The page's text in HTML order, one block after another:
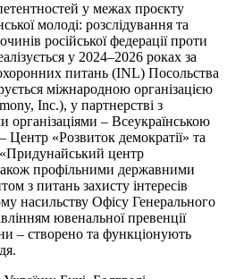
у межах проєкту
молоді: розслідування та
російської федерації проти
у 2024–2026 роках за
питань (INL) Посольства
міжнародною організацією
Inc.), у партнерстві з
організаціями – Всеукраїнською
Центр «Розвиток демократії» та
центр
профільними державними
з питань захисту інтересів
насильству Офісу Генерального
ювенальної превенції
– створено та функціонують